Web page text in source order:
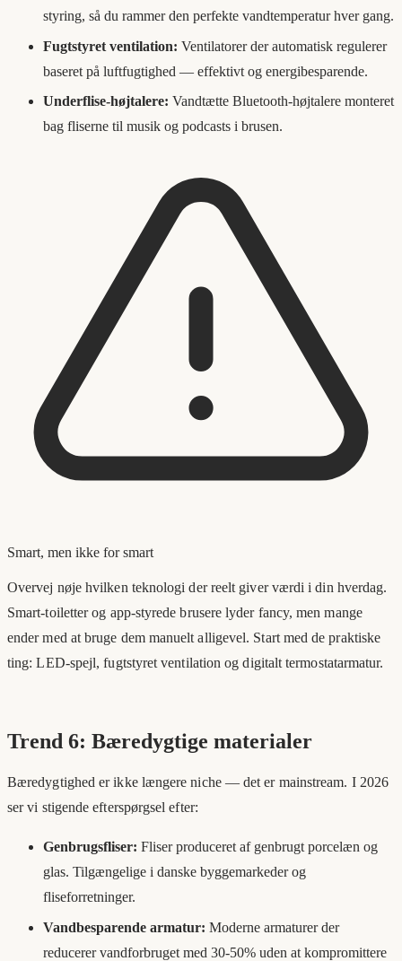
styring, så du rammer den perfekte vandtemperatur hver gang.
Fugtstyret ventilation: Ventilatorer der automatisk regulerer
baseret på luftfugtighed — effektivt og energibesparende.
Underflise-højtalere: Vandtætte Bluetooth-højtalere monteret
bag fliserne til musik og podcasts i brusen.
Smart, men ikke for smart
Overvej nøje hvilken teknologi der reelt giver værdi i din hverdag.
Smart-toiletter og app-styrede brusere lyder fancy, men mange
ender med at bruge dem manuelt alligevel. Start med de praktiske
ting: LED-spejl, fugtstyret ventilation og digitalt termostatarmatur.
Trend 6: Bæredygtige materialer
Bæredygtighed er ikke længere niche — det er mainstream. I 2026
ser vi stigende efterspørgsel efter:
Genbrugsfliser: Fliser produceret af genbrugt porcelæn og
glas. Tilgængelige i danske byggemarkeder og
fliseforretninger.
Vandbesparende armatur: Moderne armaturer der
reducerer vandforbruget med 30-50% uden at kompromittere